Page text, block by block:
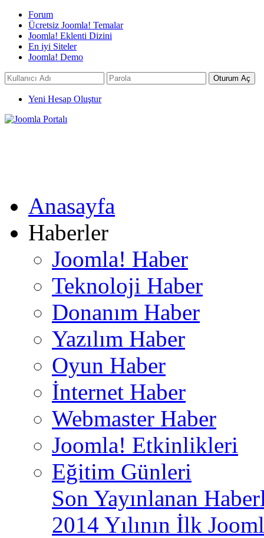
Forum
Ücretsiz Joomla! Temalar
Joomla! Eklenti Dizini
En iyi Siteler
Joomla! Demo
Yeni Hesap Oluştur
Anasayfa
Haberler
Joomla! Haber
Teknoloji Haber
Donanım Haber
Yazılım Haber
Oyun Haber
İnternet Haber
Webmaster Haber
Joomla! Etkinlikleri
Eğitim Günleri
Son Yayınlanan
2014 Yılının İlk